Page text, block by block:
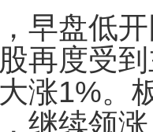
早盘低
再度受
涨1%。
继续领